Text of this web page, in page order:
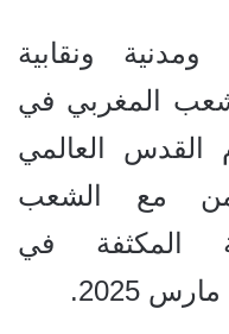
ونقابية
المغربي في
القدس العالمي
مع الشعب
المكثفة في